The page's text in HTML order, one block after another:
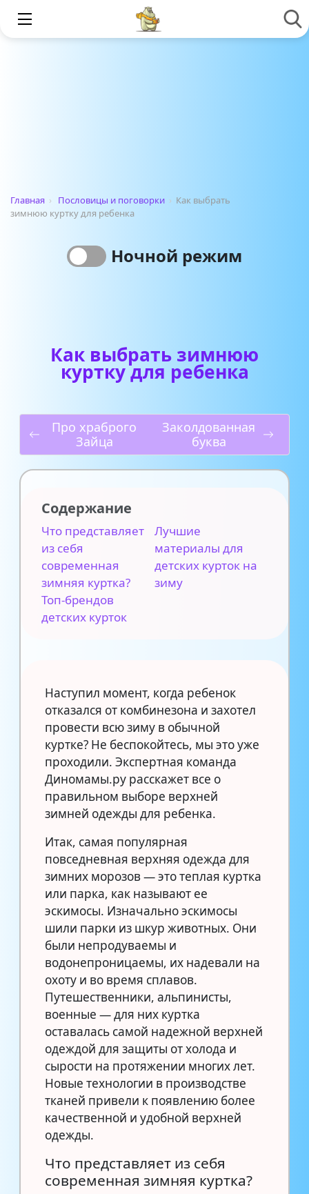
Главная › Пословицы и поговорки › Как выбрать
зимнюю куртку для ребенка
Ночной режим
Как выбрать зимнюю
куртку для ребенка
Про храброго
Зайца
Заколдованная
буква
Содержание
Что представляет
из себя
современная
зимняя куртка?
Лучшие
материалы для
детских курток на
зиму
Топ-брендов
детских курток
Наступил момент, когда ребенок
отказался от комбинезона и захотел
провести всю зиму в обычной
куртке? Не беспокойтесь, мы это уже
проходили. Экспертная команда
Диномамы.ру расскажет все о
правильном выборе верхней
зимней одежды для ребенка.
Итак, самая популярная
повседневная верхняя одежда для
зимних морозов — это теплая куртка
или парка, как называют ее
эскимосы. Изначально эскимосы
шили парки из шкур животных. Они
были непродуваемы и
водонепроницаемы, их надевали на
охоту и во время сплавов.
Путешественники, альпинисты,
военные — для них куртка
оставалась самой надежной верхней
одеждой для защиты от холода и
сырости на протяжении многих лет.
Новые технологии в производстве
тканей привели к появлению более
качественной и удобной верхней
одежды.
Что представляет из себя
современная зимняя куртка?